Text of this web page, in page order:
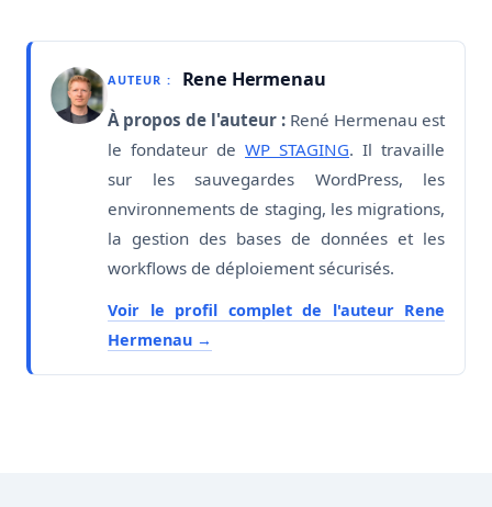
AUTEUR : Rene Hermenau
À propos de l'auteur : René Hermenau est
le fondateur de WP STAGING. Il travaille
sur les sauvegardes WordPress, les
environnements de staging, les migrations,
la gestion des bases de données et les
workflows de déploiement sécurisés.
Voir le profil complet de l'auteur Rene
Hermenau